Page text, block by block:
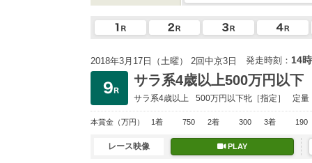
2018年3月17日（土曜） 2回中京3日 発走時刻： 14
サラ系4歳以上500万円以下
サラ系4歳以上 500万円以下牝［指定］ 定量
本賞金 （万円） 1着 750 2着 300 3着 190
レース映像 PLAY